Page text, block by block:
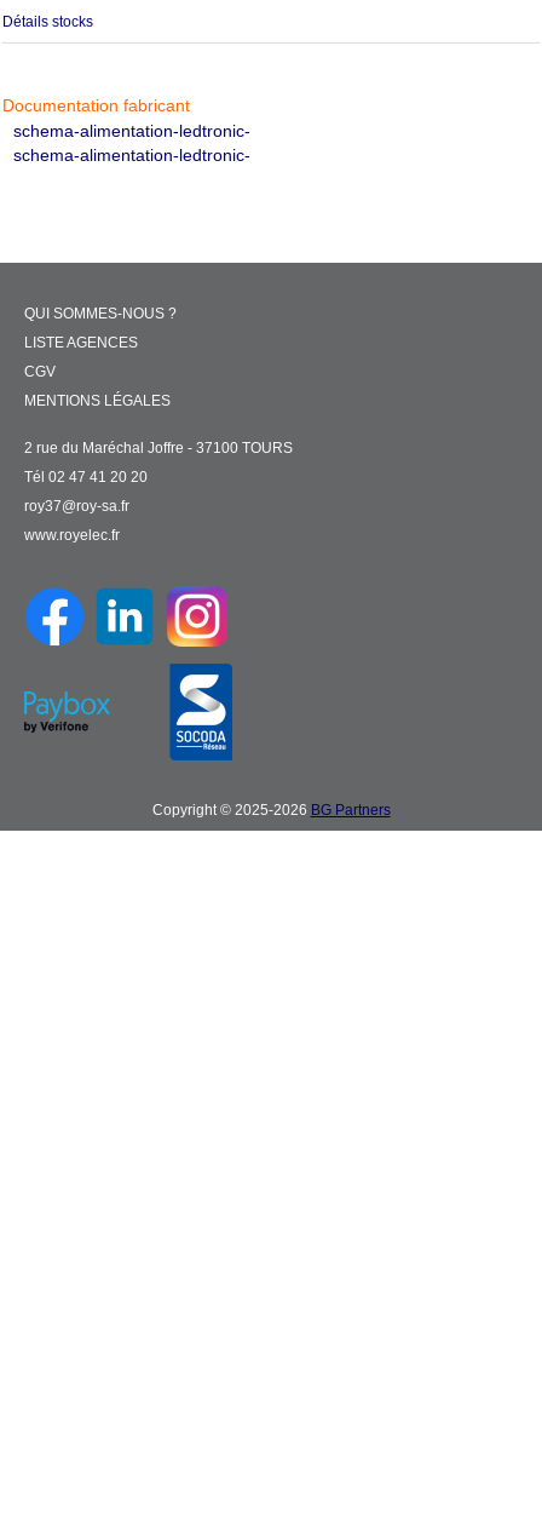
Détails stocks
Documentation fabricant
schema-alimentation-ledtronic-
schema-alimentation-ledtronic-
QUI SOMMES-NOUS ?
LISTE AGENCES
CGV
MENTIONS LÉGALES
2 rue du Maréchal Joffre - 37100 TOURS
Tél 02 47 41 20 20
roy37@roy-sa.fr
www.royelec.fr
Copyright © 2025-2026 BG Partners